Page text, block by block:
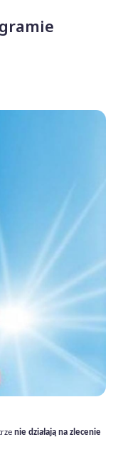
nie działają na zlecenie